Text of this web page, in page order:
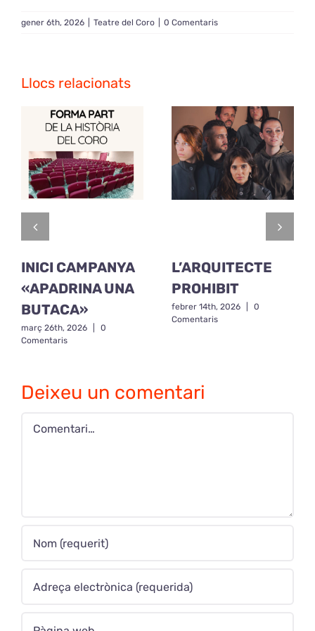
gener 6th, 2026 Teatre del Coro 0 Comentaris
Llocs relacionats
INICI CAMPANYA
«APADRINA UNA
BUTACA»
març 26th, 2026
0
Comentaris
L’ARQUITECTE
PROHIBIT
febrer 14th, 2026
0
Comentaris
Deixeu un comentari
Comment